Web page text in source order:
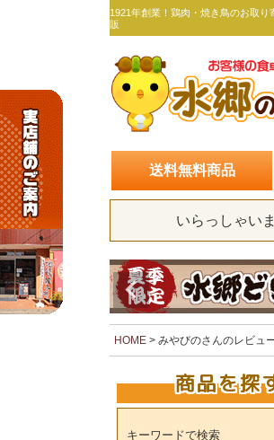
1921年創業！鶏肉・焼き鳥のお取
販
送料無料商品
いらっしゃ
HOME みやびのさんのレビュ
商品を探
キーワードで検索